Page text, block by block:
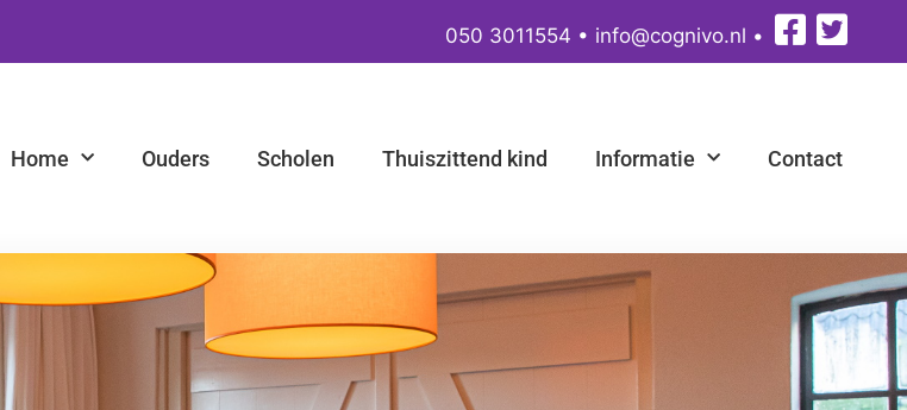
050 3011554 • info@cognivo.nl •
Home Ouders Scholen Thuiszittend kind Informatie Contact